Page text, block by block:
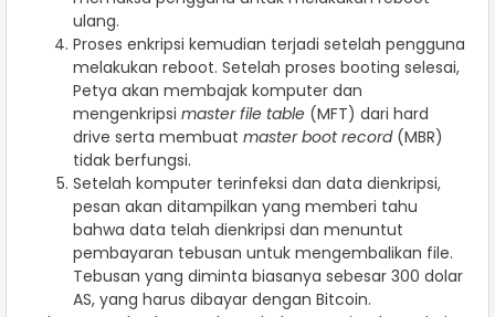
ulang.
Proses enkripsi kemudian terjadi setelah pengguna
melakukan reboot. Setelah proses booting selesai,
Petya akan membajak komputer dan
mengenkripsi master file table (MFT) dari hard
drive serta membuat master boot record (MBR)
tidak berfungsi.
Setelah komputer terinfeksi dan data dienkripsi,
pesan akan ditampilkan yang memberi tahu
bahwa data telah dienkripsi dan menuntut
pembayaran tebusan untuk mengembalikan file.
Tebusan yang diminta biasanya sebesar 300 dolar
AS, yang harus dibayar dengan Bitcoin.